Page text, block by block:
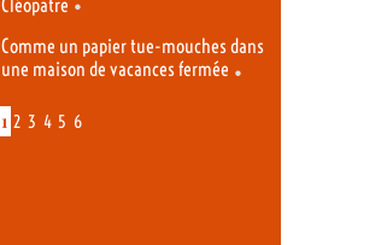
Cléopâtre
Comme un papier tue-mouches dans
une maison de vacances fermée •
1 2 3 4 5 6